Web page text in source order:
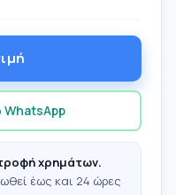
χρημάτων.
έως και 24 ώρες